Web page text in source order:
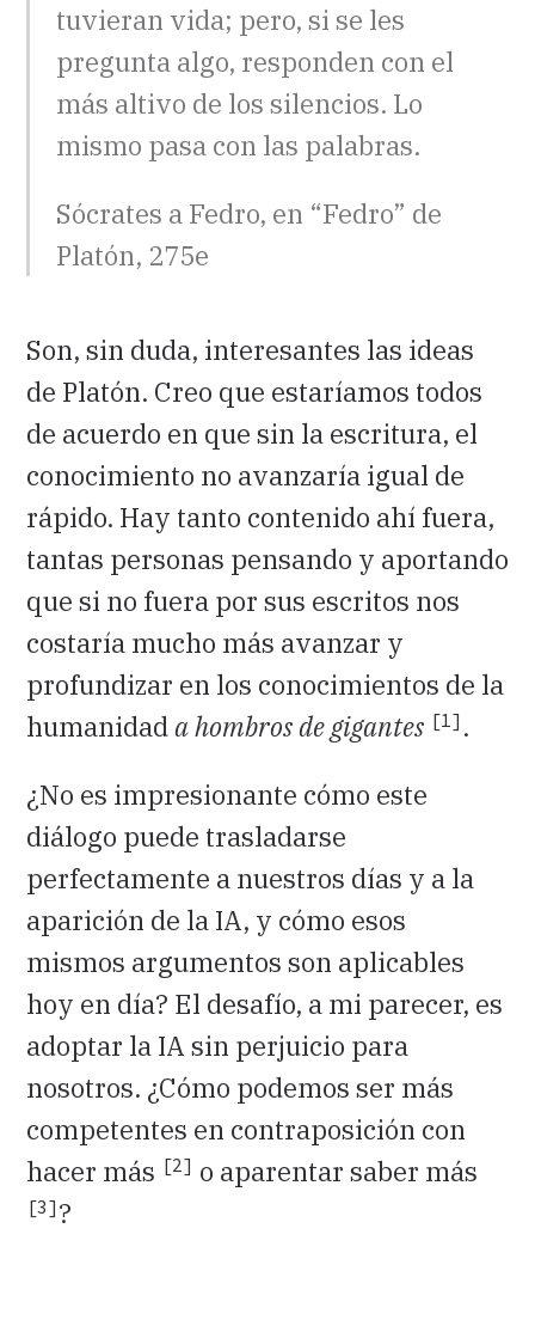
tuvieran vida; pero, si se les
pregunta algo, responden con el
más altivo de los silencios. Lo
mismo pasa con las palabras.
Sócrates a Fedro, en “Fedro” de
Platón, 275e
Son, sin duda, interesantes las ideas
de Platón. Creo que estaríamos todos
de acuerdo en que sin la escritura, el
conocimiento no avanzaría igual de
rápido. Hay tanto contenido ahí fuera,
tantas personas pensando y aportando
que si no fuera por sus escritos nos
costaría mucho más avanzar y
profundizar en los conocimientos de la
humanidad a hombros de gigantes [1] .
¿No es impresionante cómo este
diálogo puede trasladarse
perfectamente a nuestros días y a la
aparición de la IA, y cómo esos
mismos argumentos son aplicables
hoy en día? El desafío, a mi parecer, es
adoptar la IA sin perjuicio para
nosotros. ¿Cómo podemos ser más
competentes en contraposición con
hacer más [2] o aparentar saber más
[3] ?